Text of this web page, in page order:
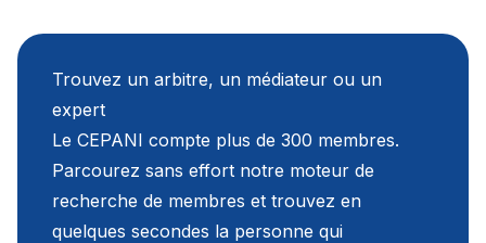
Trouvez un arbitre, un médiateur ou un
expert
Le CEPANI compte plus de 300 membres.
Parcourez sans effort notre moteur de
recherche de membres et trouvez en
quelques secondes la personne qui